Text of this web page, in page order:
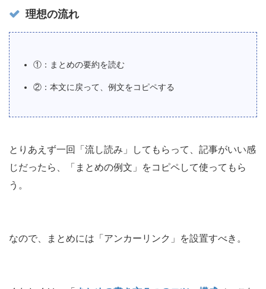
理想の流れ
①：まとめの要約を読む
②：本文に戻って、例文をコピペする
とりあえず一回「流し読み」してもらって、記事がいい感
じだったら、「まとめの例文」をコピペして使ってもら
う。
なので、まとめには「アンカーリンク」を設置すべき。